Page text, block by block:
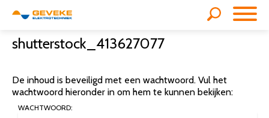
shutterstock_413627077
De inhoud is beveiligd met een wachtwoord. Vul het
wachtwoord hieronder in om hem te kunnen bekijken:
WACHTWOORD: